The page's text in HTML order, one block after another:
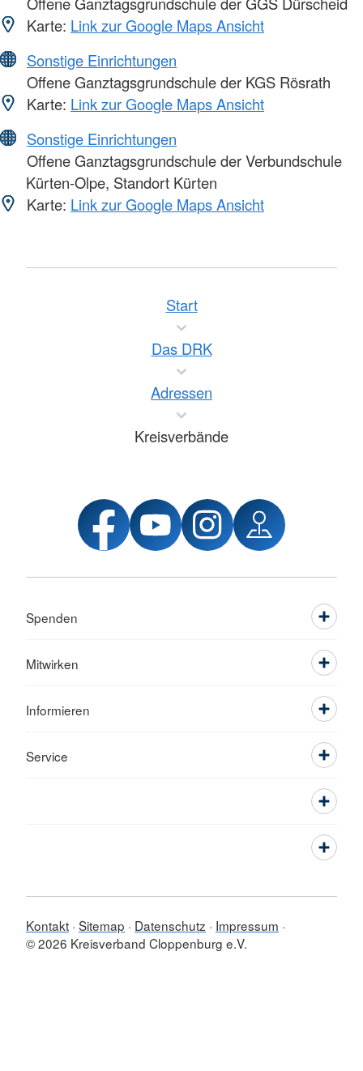
Karte: Link zur Google Maps Ansicht
Sonstige Einrichtungen
Offene Ganztagsgrundschule der KGS Rösrath
Karte: Link zur Google Maps Ansicht
Sonstige Einrichtungen
Offene Ganztagsgrundschule der Verbundschule
Kürten-Olpe, Standort Kürten
Karte: Link zur Google Maps Ansicht
Start
Das DRK
Adressen
Kreisverbände
Spenden
Mitwirken
Informieren
Service
Kontakt Sitemap Datenschutz
Impressum
© 2026 Kreisverband Cloppenburg e.V.